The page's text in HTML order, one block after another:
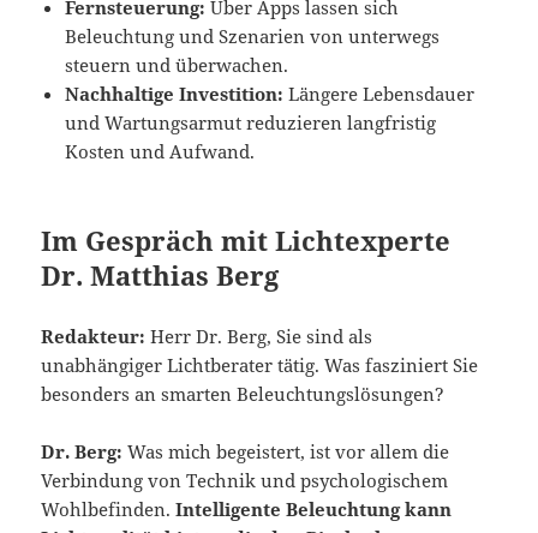
Fernsteuerung: Über Apps lassen sich
Beleuchtung und Szenarien von unterwegs
steuern und überwachen.
Nachhaltige Investition: Längere Lebensdauer
und Wartungsarmut reduzieren langfristig
Kosten und Aufwand.
Im Gespräch mit Lichtexperte
Dr. Matthias Berg
Redakteur: Herr Dr. Berg, Sie sind als
unabhängiger Lichtberater tätig. Was fasziniert Sie
besonders an smarten Beleuchtungslösungen?
Dr. Berg: Was mich begeistert, ist vor allem die
Verbindung von Technik und psychologischem
Wohlbefinden.Intelligente Beleuchtung kann